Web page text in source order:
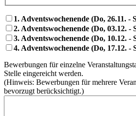
1. Adventswochenende (Do, 26.11. -
2. Adventswochenende (Do, 03.12. -
3. Adventswochenende (Do, 10.12. -
4. Adventswochenende (Do, 17.12. -
Bewerbungen für einzelne
Stelle eingereicht werden.
(Hinweis: Bewerbungen für mehrere
bevorzugt berücksichtigt.)